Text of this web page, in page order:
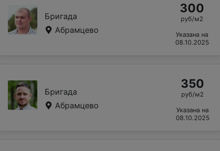
Бригада
Абрамцево
300
руб/м2
Указана на
08.10.2025
Бригада
Абрамцево
350
руб/м2
Указана на
08.10.2025